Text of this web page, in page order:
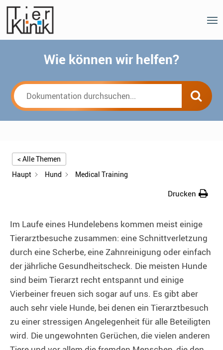
Wie können wir helfen?
< Alle Themen
Haupt
Hund Medical Training
Drucken
Im Laufe eines Hundelebens kommen meist einige
Tierarztbesuche zusammen: eine Schnittverletzung
durch eine Scherbe, eine Zahnreinigung oder einfach
der jährliche Gesundheitscheck. Die meisten Hunde
sind beim Tierarzt recht entspannt und einige
Vierbeiner freuen sich sogar auf uns. Es gibt aber
auch sehr viele Hunde, bei denen ein Tierarztbesuch
zu einer stressigen Angelegenheit für alle Beteiligten
wird. Die ungewohnten Gerüchen, die vielen anderen